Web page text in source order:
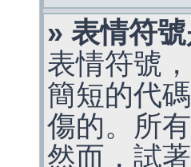
» 表情符
表情符號
簡短的代
傷的。所
然而，試